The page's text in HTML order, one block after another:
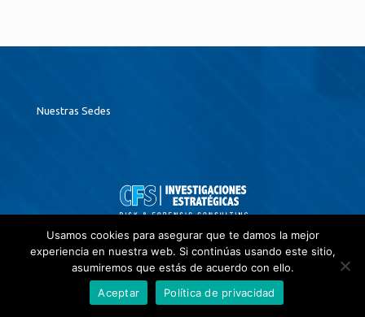
Nuestras Sedes
contactenos@investigacionesestrategicas.com
PBX: (+57 601) 8052651
Usamos cookies para asegurar que te damos la mejor
experiencia en nuestra web. Si continúas usando este sitio,
asumiremos que estás de acuerdo con ello.
Aceptar
Política de privacidad